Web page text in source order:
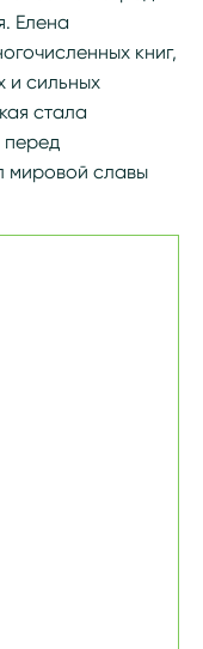
Елена
книг,
и сильных
стала
перед
мировой славы